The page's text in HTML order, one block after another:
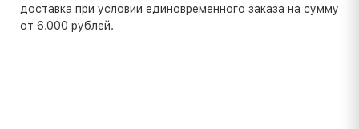
доставка при условии единовременного заказа на сумму
от 6.000 рублей.